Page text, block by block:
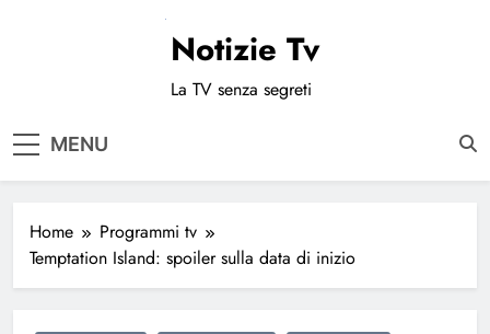
Notizie Tv
La TV senza segreti
MENU
Home
Programmi tv
Temptation Island: spoiler sulla data di inizio